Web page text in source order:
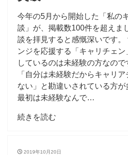
今年の5月から開始した「私の
談」が、掲載数100件を超えま
談を拝見すると感慨深いです。
ンジを応援する「キャリチェ
しているのは未経験の方なの
「自分は未経験だからキャリ
ない」と勘違いされている方
最初は未経験なんで…
続きを読む
2019年10月20日